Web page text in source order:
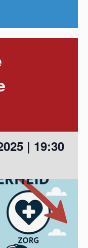
| 19:30